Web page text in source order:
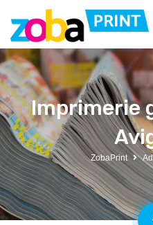
Imprimerie
ZobaPrint